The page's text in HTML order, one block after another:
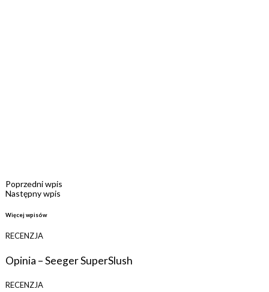
Poprzedni wpis
Następny wpis
Więcej wpisów
RECENZJA
Opinia – Seeger SuperSlush
RECENZJA